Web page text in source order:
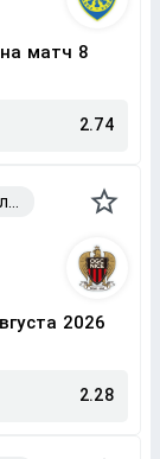
матч 8
2.74
2026
2.28